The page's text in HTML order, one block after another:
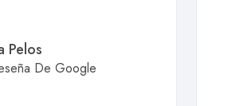
Pelos
De Google